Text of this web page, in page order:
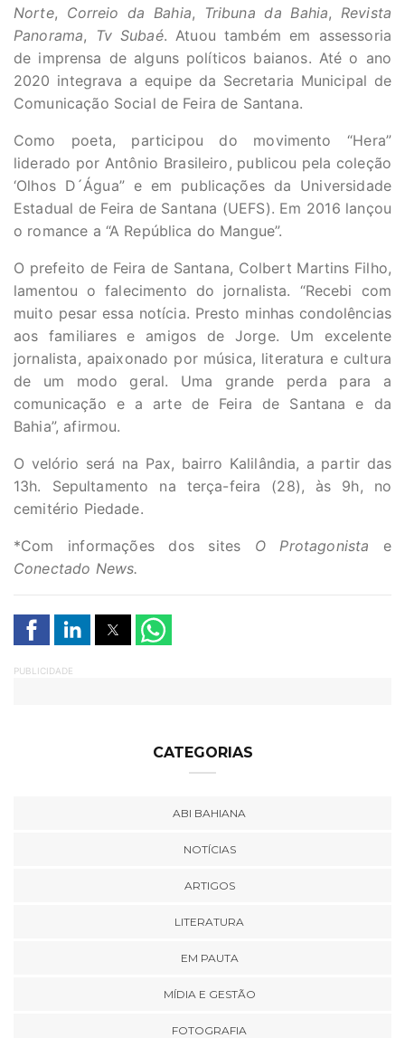
Norte, Correio da Bahia, Tribuna da Bahia, Revista
Panorama, Tv Subaé. Atuou também em assessoria
de imprensa de alguns políticos baianos. Até o ano
2020 integrava a equipe da Secretaria Municipal de
Comunicação Social de Feira de Santana.
Como poeta, participou do movimento “Hera”
liderado por Antônio Brasileiro, publicou pela coleção
‘Olhos D´Água” e em publicações da Universidade
Estadual de Feira de Santana (UEFS). Em 2016 lançou
o romance a “A República do Mangue”.
O prefeito de Feira de Santana, Colbert Martins Filho,
lamentou o falecimento do jornalista. “Recebi com
muito pesar essa notícia. Presto minhas condolências
aos familiares e amigos de Jorge. Um excelente
jornalista, apaixonado por música, literatura e cultura
de um modo geral. Uma grande perda para a
comunicação e a arte de Feira de Santana e da
Bahia”, afirmou.
O velório será na Pax, bairro Kalilândia, a partir das
13h. Sepultamento na terça-feira (28), às 9h, no
cemitério Piedade.
*Com informações dos sites O Protagonista e
Conectado News.
PUBLICIDADE
CATEGORIAS
ABI BAHIANA
NOTÍCIAS
ARTIGOS
LITERATURA
EM PAUTA
MÍDIA E GESTÃO
FOTOGRAFIA